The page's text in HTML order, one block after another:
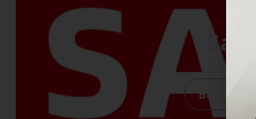
Sale
Bekijk Sale